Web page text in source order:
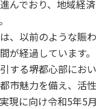
んでおり、地域経
、以前のような賑
が経過しています。
する堺都心部にお
市魅力を備え、活
現に向け令和5年5